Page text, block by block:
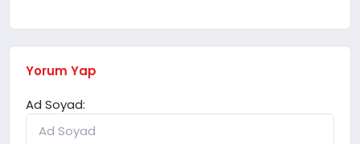
Yorum Yap
Ad Soyad: